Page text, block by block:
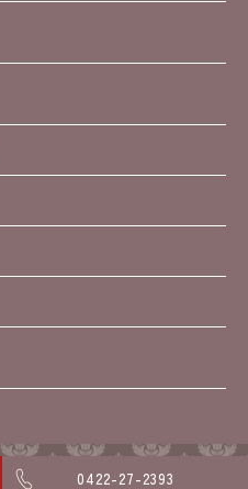
0422-27-2393
kichijoji spiral